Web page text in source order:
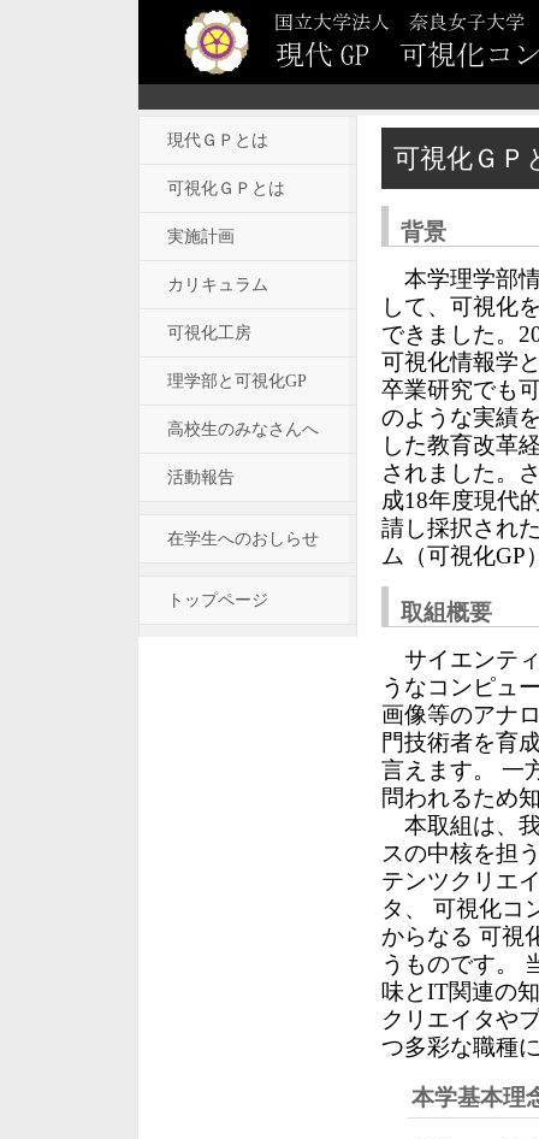
現代ＧＰとは
可視化ＧＰとは
実施計画
カリキュラム
可視化工房
理学部と可視化GP
高校生のみなさんへ
活動報告
在学生へのおしらせ
トップページ
可視化ＧＰ
背景
本学理学部
して、可視化
できました。
可視化情報学
卒業研究でも
のような実績
した教育改革
されました。
成18年度現代
請し採択され
ム（可視化GP
取組概要
サイエンテ
うなコンピュ
画像等のアナ
門技術者を育
言えます。 一
問われるため
本取組は、
スの中核を担
テンツクリエ
タ、 可視化コ
からなる 可視
うものです。
味とIT関連の
クリエイタや
つ多彩な職種
本学基本理